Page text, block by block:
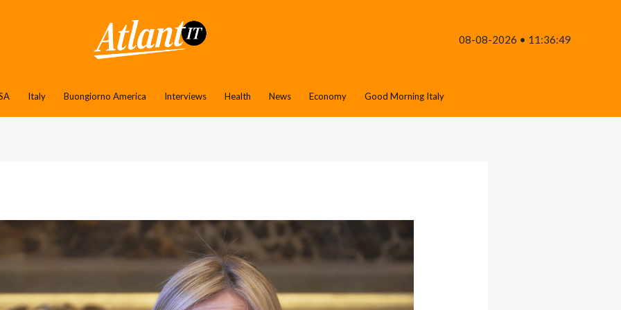
08-08-2026 • 11:36:49
Italy Buongiorno America Interviews Health News Economy Good Morning Italy